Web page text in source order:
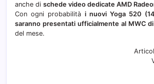
anche di schede video dedicate AMD
Con ogni probabilità i nuovi Yoga 520
saranno presentati ufficialmente al MWC
del mese.